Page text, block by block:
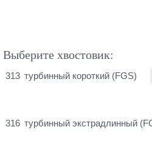
Выберите хвостовик:
313 турбинный короткий (FGS)
316 турбинный экстрадлинный